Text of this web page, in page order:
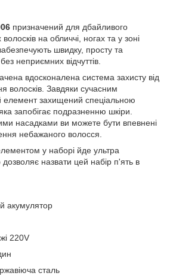
призначений для дбайливого
на обличчі, ногах та у зоні
швидку, просту та
неприємних відчуттів.
вдосконалена система захисту від
волосків. Завдяки сучасним
елемент захищений спеціальною
запобігає подразненню шкіри.
насадками ви можете бути впевнені
небажаного волосся.
у наборі йде ультра
назвати цей набір п'ять в
акумулятор
220V
сталь